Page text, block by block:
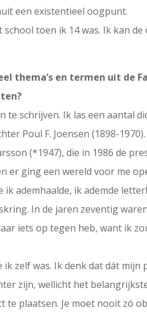
een existentieel oogpunt.
toen ik 14 was. Ik kan
thema’s en termen uit de
schrijven. Ik las een aantal
Poul F. Joensen (1898-
(*1947), die in 1986 de
er ging een wereld voor me
ademhaalde, ik ademde
In de jaren zeventig
iets op tegen heb, want ik
zelf was. Ik denk dat dát mijn
zijn, wellicht het
plaatsen. Je moet nooit zó